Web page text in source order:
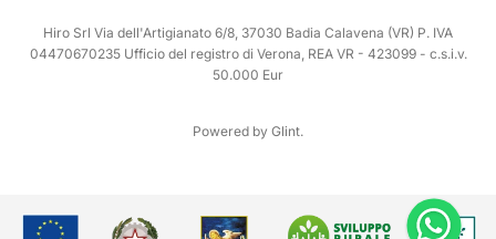
Hiro Srl Via dell'Artigianato 6/8, 37030 Badia Calavena (VR) P. IVA
04470670235 Ufficio del registro di Verona, REA VR - 423099 - c.s.i.v.
50.000 Eur
Powered by Glint.